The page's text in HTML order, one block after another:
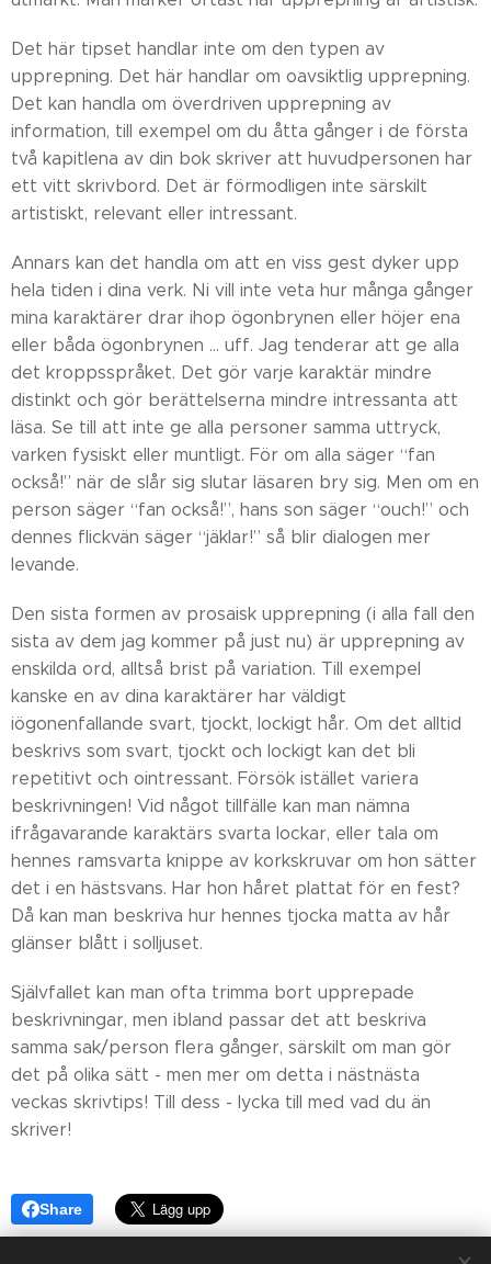
Det här tipset handlar inte om den typen av
upprepning. Det här handlar om oavsiktlig upprepning.
Det kan handla om överdriven upprepning av
information, till exempel om du åtta gånger i de första
två kapitlena av din bok skriver att huvudpersonen har
ett vitt skrivbord. Det är förmodligen inte särskilt
artistiskt, relevant eller intressant.
Annars kan det handla om att en viss gest dyker upp
hela tiden i dina verk. Ni vill inte veta hur många gånger
mina karaktärer drar ihop ögonbrynen eller höjer ena
eller båda ögonbrynen … uff. Jag tenderar att ge alla
det kroppsspråket. Det gör varje karaktär mindre
distinkt och gör berättelserna mindre intressanta att
läsa. Se till att inte ge alla personer samma uttryck,
varken fysiskt eller muntligt. För om alla säger “fan
också!” när de slår sig slutar läsaren bry sig. Men om en
person säger “fan också!”, hans son säger “ouch!” och
dennes flickvän säger “jäklar!” så blir dialogen mer
levande.
Den sista formen av prosaisk upprepning (i alla fall den
sista av dem jag kommer på just nu) är upprepning av
enskilda ord, alltså brist på variation. Till exempel
kanske en av dina karaktärer har väldigt
iögonenfallande svart, tjockt, lockigt hår. Om det alltid
beskrivs som svart, tjockt och lockigt kan det bli
repetitivt och ointressant. Försök istället variera
beskrivningen! Vid något tillfälle kan man nämna
ifrågavarande karaktärs svarta lockar, eller tala om
hennes ramsvarta knippe av korkskruvar om hon sätter
det i en hästsvans. Har hon håret plattat för en fest?
Då kan man beskriva hur hennes tjocka matta av hår
glänser blått i solljuset.
Självfallet kan man ofta trimma bort upprepade
beskrivningar, men ibland passar det att beskriva
samma sak/person flera gånger, särskilt om man gör
det på olika sätt - men mer om detta i nästnästa
veckas skrivtips! Till dess - lycka till med vad du än
skriver!
Share